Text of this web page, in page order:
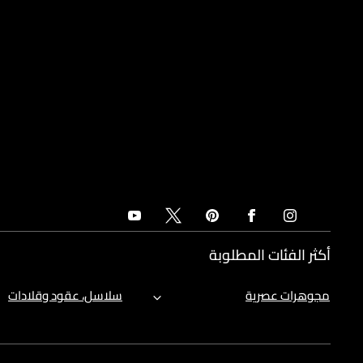
أكثر الفئات المطلوبة
مجوهرات عصرية سلاسل، عقود وقلادات